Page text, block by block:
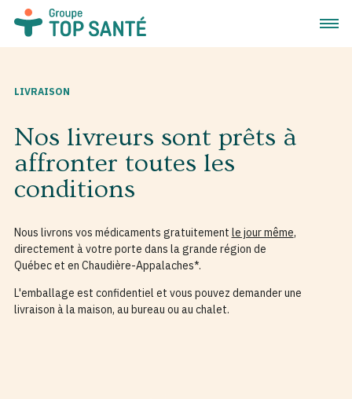
Ouvrir
LIVRAISON
Nos livreurs sont prêts à
affronter toutes les
conditions
Nous livrons vos médicaments gratuitement le jour même,
directement à votre porte dans la grande région de
Québec et en Chaudière-Appalaches*.
L'emballage est confidentiel et vous pouvez demander une
livraison à la maison, au bureau ou au chalet.